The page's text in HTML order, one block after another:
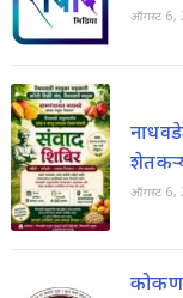
ऑगस्ट 6,
ऑगस्ट 6,
कोकण